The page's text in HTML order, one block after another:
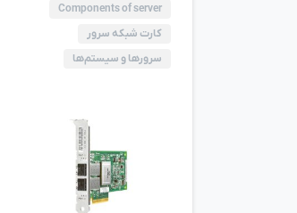
Components of server
کارت شبکه سرور
سرورها و سیستم‌ها